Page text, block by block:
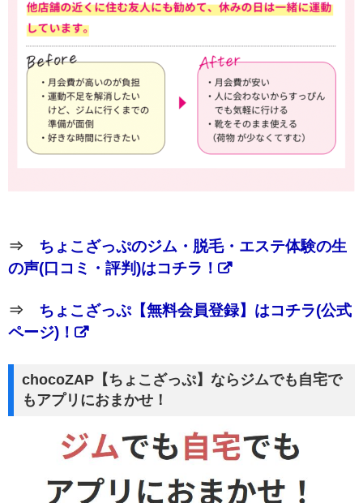
⇒ ちょこざっぷのジム・脱毛・エステ体験の生
の声(口コミ・評判)はコチラ！
⇒ ちょこざっぷ【無料会員登録】はコチラ(公式
ページ)！
chocoZAP【ちょこざっぷ】ならジムでも自宅で
もアプリにおまかせ！